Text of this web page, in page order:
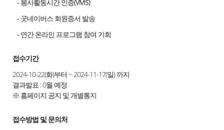
- 봉사활동시간 인증(VMS)
- 굿네이버스 회원증서 발송
- 연간 온라인 프로그램 참여 기회
접수기간
2024-10-22(화)부터 ~ 2024-11-17(일) 까지
결과발표 : 0월 예정
※ 홈페이지 공지 및 개별통지
접수방법 및 문의처